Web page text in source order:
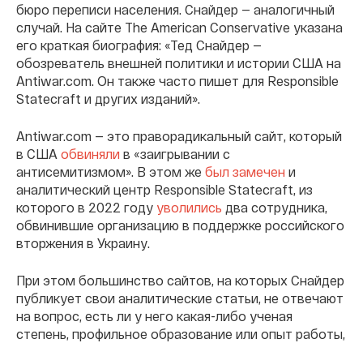
бюро переписи населения. Снайдер — аналогичный
случай. На сайте The American Conservative указана
его краткая биография: «Тед Снайдер —
обозреватель внешней политики и истории США на
Antiwar.com. Он также часто пишет для Responsible
Statecraft и других изданий».
Antiwar.com — это праворадикальный сайт, который
в США обвиняли в «заигрывании с
антисемитизмом». В этом же был замечен и
аналитический центр Responsible Statecraft, из
которого в 2022 году уволились два сотрудника,
обвинившие организацию в поддержке российского
вторжения в Украину.
При этом большинство сайтов, на которых Снайдер
публикует свои аналитические статьи, не отвечают
на вопрос, есть ли у него какая-либо ученая
степень, профильное образование или опыт работы,